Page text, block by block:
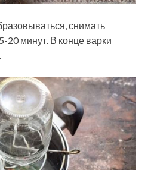
снимать
20 минут. В конце варки